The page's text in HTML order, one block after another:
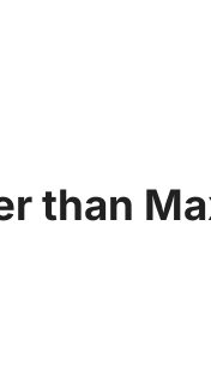
than